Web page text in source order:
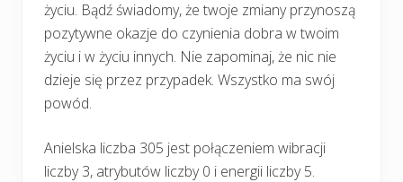
życiu. Bądź świadomy, że twoje zmiany przynoszą
pozytywne okazje do czynienia dobra w twoim
życiu i w życiu innych. Nie zapominaj, że nic nie
dzieje się przez przypadek. Wszystko ma swój
powód.
Anielska liczba 305 jest połączeniem wibracji
liczby 3, atrybutów liczby 0 i energii liczby 5.